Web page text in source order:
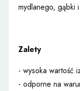
mydlanego, gąbki
Zalety
- wysoka wartość
- odporne na